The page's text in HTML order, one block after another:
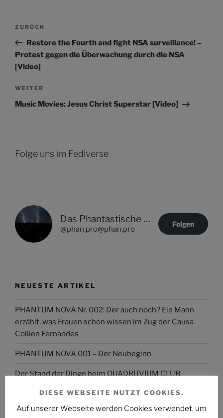
Beitragsnavigation
Vorheriger
Beitrag
ZURÜCK
Restore the Fourth and fight NSA surveillance! –
Protest gegen die Überwachung durch die NSA
[Video]
Nächster
Beitrag
WEITER
Music Movies: Jesus Christ Superstar [Video]
Folge uns im Fediverse
Das Phantastische Projekt - PHAN.PRO
@phan.pro@phan.pro
Folgen
NEUESTE ARTIKEL
PHANTUM NOVA Nr. 002: Der auch noch? Ein Mann
erzählt, was Frauen schon wissen im Zug der Causa
Collien Fernandes
PHANTUM NOVA 001 – Der Neubeginn
Der Stand der Dinge beim QUADRUVIUM CLUB
ASTROCOHORS SOLAR: FUTUR IMPERATIV
DAS PHANTASTISCHE PROJEKT – Hinein, hindurch
DIESE WEBSEITE NUTZT COOKIES.
Auf unserer Webseite werden Cookies verwendet, um